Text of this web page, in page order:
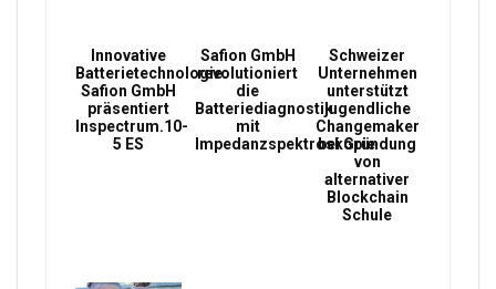
Innovative
Batterietechnologie:
Safion GmbH
präsentiert
Inspectrum.10-
5 ES
Safion GmbH
revolutioniert
die
Batteriediagnostik
mit
Impedanzspektroskopie
Schweizer
Unternehmen
unterstützt
jugendliche
Changemaker
bei Gründung
von
alternativer
Blockchain
Schule